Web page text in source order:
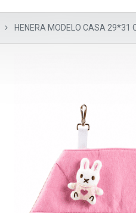
HENERA MODELO CASA 29*31